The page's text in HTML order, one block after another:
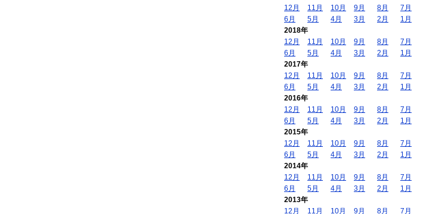
12月
11月 10月 9月 8月
7月
6月
5月 4月 3月 2月
1月
2018年
12月
11月 10月 9月 8月
7月
6月
5月 4月 3月 2月
1月
2017年
12月
11月 10月 9月 8月
7月
6月
5月 4月 3月 2月
1月
2016年
12月
11月 10月 9月 8月
7月
6月
5月 4月 3月 2月
1月
2015年
12月
11月 10月 9月 8月
7月
6月
5月 4月 3月 2月
1月
2014年
12月
11月 10月 9月 8月
7月
6月
5月 4月 3月 2月
1月
2013年
12月
11月 10月 9月 8月 7月